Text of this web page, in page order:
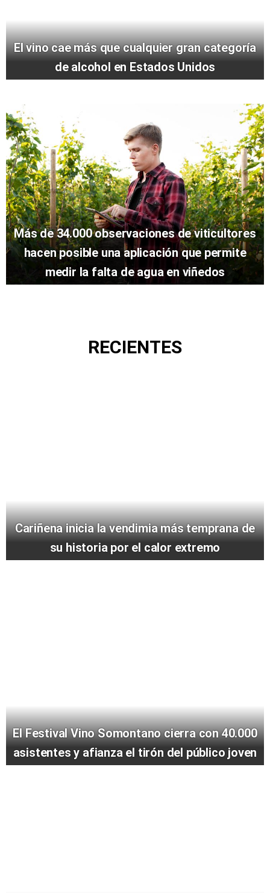
El vino cae más que cualquier gran categoría
de alcohol en Estados Unidos
Más de 34.000 observaciones de viticultores
hacen posible una aplicación que permite
medir la falta de agua en viñedos
RECIENTES
Cariñena inicia la vendimia más temprana de
su historia por el calor extremo
El Festival Vino Somontano cierra con 40.000
asistentes y afianza el tirón del público joven